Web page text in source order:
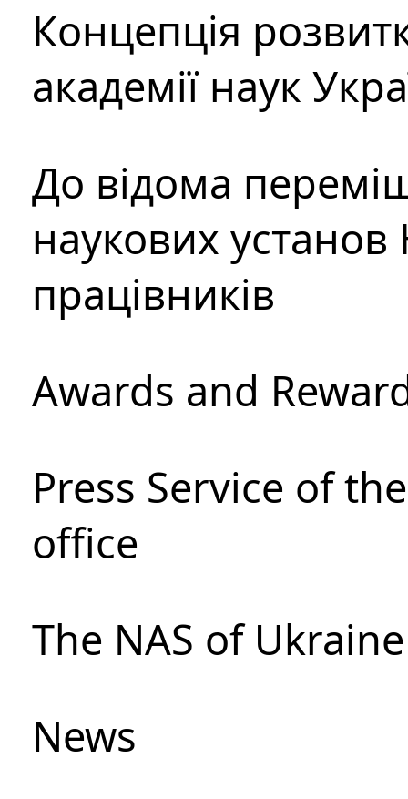
Концепція
академії наук
До відома
наукових установ
працівників
Awards and
Press Service of
office
The NAS of
News